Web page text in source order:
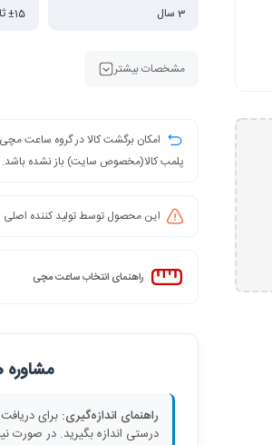
3 سال
±15 ثانیه در ماه
مشخصات بیشتر
امکان برگشت کالا در گروه ساعت
پلمب کالا(مخصوص سایت) باز نشده باشد.
این محصول توسط تولید کننده
راهنمای انتخاب ساعت مچی
راهنمای اندازه‌گیری: برای
درستی اندازه بگیرید. در صورت